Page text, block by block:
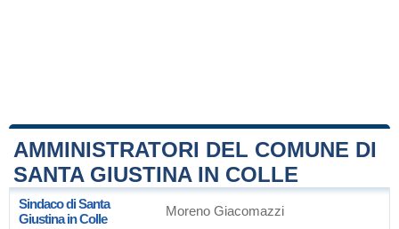
AMMINISTRATORI DEL COMUNE DI
SANTA GIUSTINA IN COLLE
Sindaco di Santa
Giustina in Colle
Moreno Giacomazzi